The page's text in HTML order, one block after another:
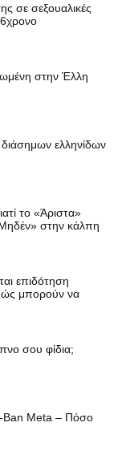
σε σεξουαλικές
στην Έλλη
ελληνίδων
το «Άριστα»
στην κάλπη
επιδότηση
μπορούν να
σου φίδια;
Ban Meta – Πόσο